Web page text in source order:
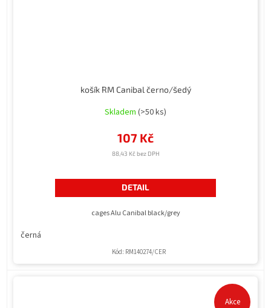
košík RM Canibal černo/šedý
Skladem (>50 ks)
88,43 Kč bez DPH
107 Kč
DETAIL
cages Alu Canibal black/grey
černá
Kód: RM140274/CER
Akce